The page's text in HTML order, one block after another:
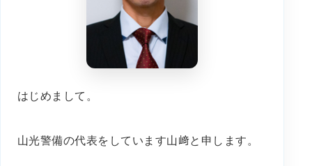
はじめまして。
山光警備の代表をしています山﨑と申します。